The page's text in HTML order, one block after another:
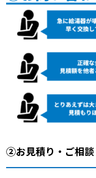
②お見積り・ご相談